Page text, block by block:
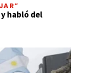
habló del